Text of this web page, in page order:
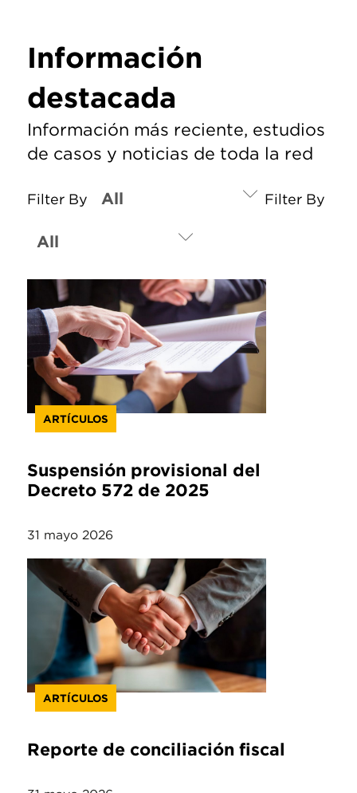
Información
destacada
Información más reciente, estudios
de casos y noticias de toda la red
Filter By Filter By
ARTÍCULOS
Suspensión provisional del
Decreto 572 de 2025
31 mayo 2026
ARTÍCULOS
Reporte de conciliación fiscal